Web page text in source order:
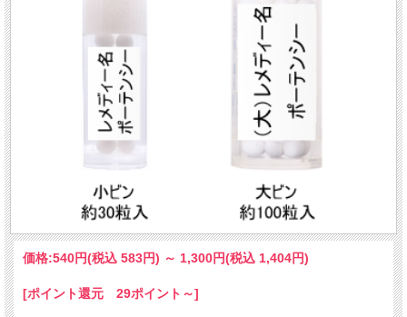
価格:540円(税込 583円) ～ 1,300円(税込 1,404円)
[ポイント還元 29ポイント～]